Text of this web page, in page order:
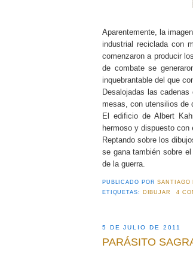
Aparentemente, la
industrial reciclada con
comenzaron a producir
de combate se
inquebrantable del que
Desalojadas las
mesas, con utensilios de
El edificio de Albert
hermoso y dispuesto
Reptando sobre los
se gana también sobre
de la guerra.
PUBLICADO PORSANTIAGO
ETIQUETAS:
DIBUJAR 4
5 DE JULIO DE 2011
PARÁSITO